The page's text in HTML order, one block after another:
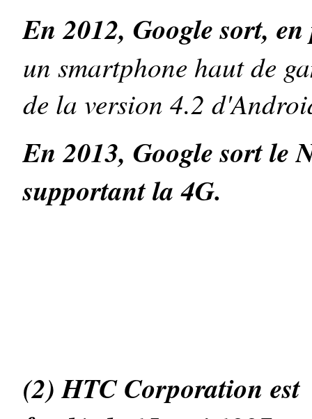
En 2012, Google sort,
un smartphone haut de
de la version 4.2
En 2013, Google sort le
supportant la 4G.
(2) HTC Corporation est